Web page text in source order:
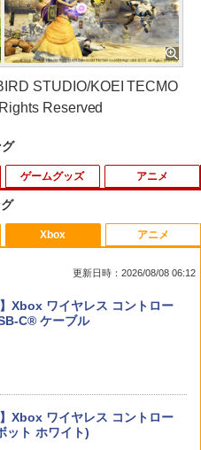
STUDIO/KOEI TECMO
Reserved
・エニックス 【封入特典付】
】ファイナルファンタジー レ
[POT-P-ABV7A NSW2 ファイ
アシストキャップ PS5 PS4
ラ 対応 Playstation プレイス
ン 対戦 APEX cod フォトナ FP
オレンジ シューティングゲー
ンゲーム プレステ プレステ5
トローラー収納ラック ゲーム
ゲームグッズ
つまれ!! メイドインワリオ
ごろく付)
アニメ
イマックス MovieNEX[純正
＋純正ケース]
ゥーン レイダース|オンライン
ーン レイダース -Switch2
5 デジタル・エディション
Console Language: Japan
-PS5 【特典】
Xbox
更新日時：2026/08/08 06:12
】Xbox ワイヤレス コントロー
C® ケーブル
】Xbox ワイヤレス コントロー
ット ホワイト)
アニメ